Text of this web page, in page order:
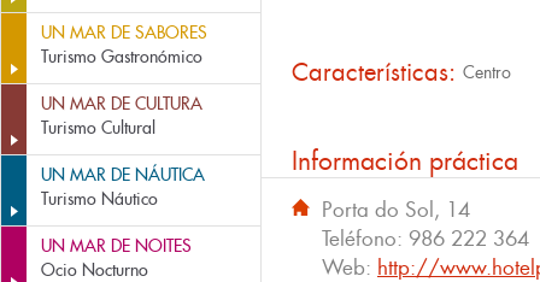
UN MAR DE SABORES
Turismo Gastronómico
UN MAR DE CULTURA
Turismo Cultural
UN MAR DE NÁUTICA
Turismo Náutico
UN MAR DE NOITES
Ocio Nocturno
Características: Centro
Información práctica
Porta do Sol, 14
Teléfono: 986 222 364
Web: http://